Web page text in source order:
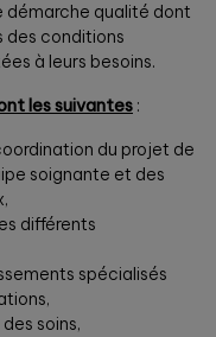
démarche qualité dont
des conditions
à leurs besoins.
les suivantes :
du projet de
soignante et des
différents
spécialisés
soins,